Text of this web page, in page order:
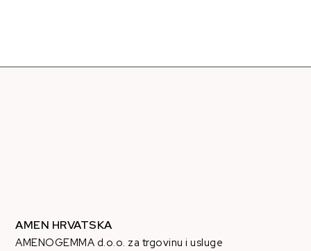
AMEN HRVATSKA
AMENOGEMMA d.o.o. za trgovinu i usluge